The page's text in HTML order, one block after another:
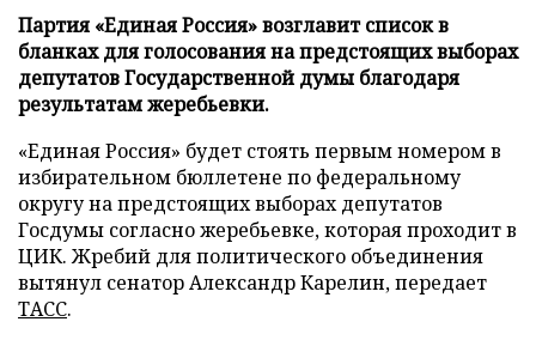
Партия «Единая Россия» возглавит список в
бланках для голосования на предстоящих выборах
депутатов Государственной думы благодаря
результатам жеребьевки.
«Единая Россия» будет стоять первым номером в
избирательном бюллетене по федеральному
округу на предстоящих выборах депутатов
Госдумы согласно жеребьевке, которая проходит в
ЦИК. Жребий для политического объединения
вытянул сенатор Александр Карелин, передает
ТАСС.